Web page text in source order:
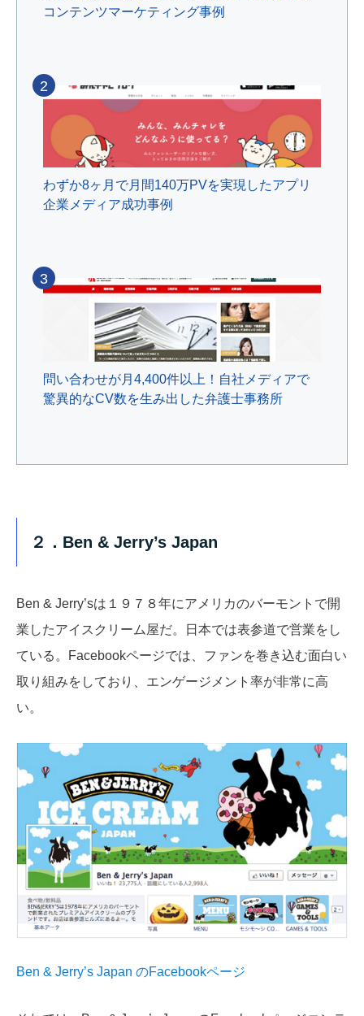
コンテンツマーケティング事例
わずか8ヶ月で月間140万PVを実現したアプリ
企業メディア成功事例
2
問い合わせが月4,400件以上！自社メディアで
驚異的なCV数を生み出した弁護士事務所
3
２．Ben & Jerry’s Japan
Ben & Jerry’sは１９７８年にアメリカのバーモントで開
業したアイスクリーム屋だ。日本では表参道で営業をし
ている。Facebookページでは、ファンを巻き込む面白い
取り組みをしており、エンゲージメント率が非常に高
い。
Ben & Jerry’s Japan のFacebookページ